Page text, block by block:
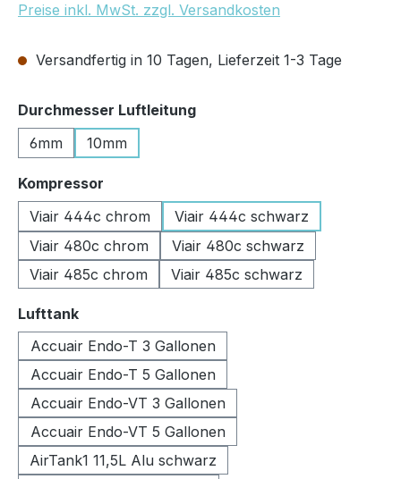
Preise inkl. MwSt. zzgl. Versandkosten
Versandfertig in 10 Tagen, Lieferzeit 1-3 Tage
Durchmesser Luftleitungauswählen
6mm
10mm
Kompressor
Viair 444c chrom
Viair 444c schwarz
Viair 480c chrom
Viair 480c schwarz
Viair 485c chrom
Viair 485c schwarz
Lufttankauswählen
Accuair Endo-T 3 Gallonen
Accuair Endo-T 5 Gallonen
Accuair Endo-VT 3 Gallonen
Accuair Endo-VT 5 Gallonen
AirTank1 11,5L Alu schwarz